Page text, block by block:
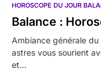
HOROSCOPE DU JOUR
Balance :
Ambiance générale du
astres vous sourient
et…